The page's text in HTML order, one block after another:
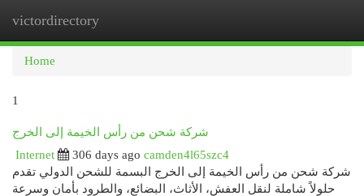
victordirectory
Home
1
شركة شحن من رأس الخيمة إلى الخرج
Internet
306 days ago camden4l65szc4
شركة شحن من رأس الخيمة إلى الخرج البسمة للشحن الدولي تقدم
حلولاً شاملة لنقل العفش، الأثاث، البضائع، والطرود بأمان وسرعة